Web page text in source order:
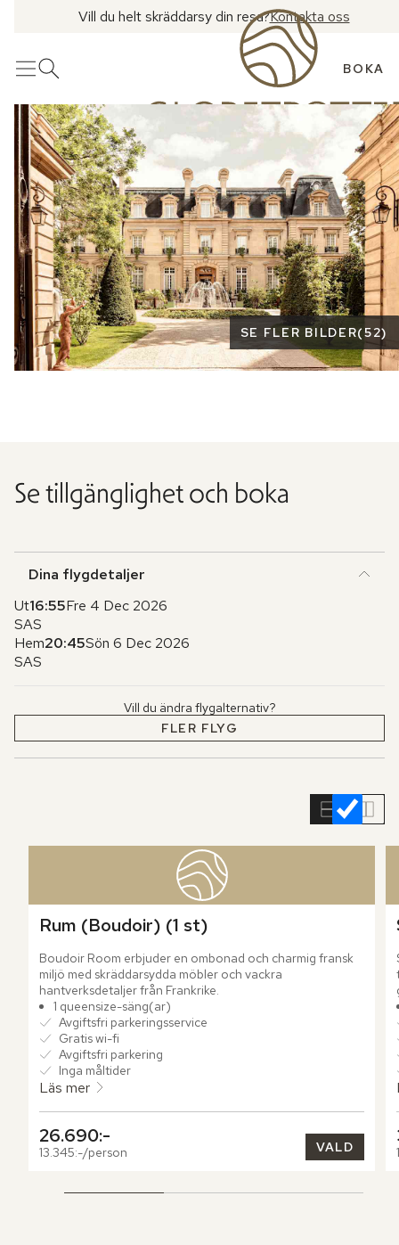
Vill du helt skräddarsy din resa?Kontakta oss
MenyÖppna sök BOKA
Se fler bilder
SE FLER BILDER(52)
Se tillgänglighet och boka
Dina flygdetaljer
Ut16:55Fre 4 Dec 2026
SAS
Hem20:45Sön 6 Dec 2026
SAS
Vill du ändra flygalternativ?
FLER FLYG
Rum (Boudoir) (1 st)
Boudoir Room erbjuder en ombonad och charmig fransk
miljö med skräddarsydda möbler och vackra
hantverksdetaljer från Frankrike.
1 queensize-säng(ar)
Avgiftsfri parkeringsservice
Gratis wi-fi
Avgiftsfri parkering
Inga måltider
Läs mer
26.690:-
13.345:-/person VALD